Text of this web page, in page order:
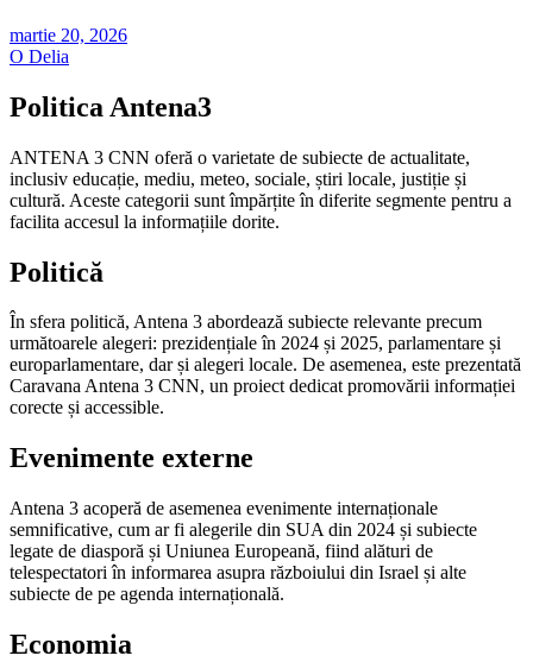
martie 20, 2026
O Delia
Politica Antena3
ANTENA 3 CNN oferă o varietate de subiecte de actualitate,
inclusiv educație, mediu, meteo, sociale, știri locale, justiție și
cultură. Aceste categorii sunt împărțite în diferite segmente pentru a
facilita accesul la informațiile dorite.
Politică
În sfera politică, Antena 3 abordează subiecte relevante precum
următoarele alegeri: prezidențiale în 2024 și 2025, parlamentare și
europarlamentare, dar și alegeri locale. De asemenea, este prezentată
Caravana Antena 3 CNN, un proiect dedicat promovării informației
corecte și accessible.
Evenimente externe
Antena 3 acoperă de asemenea evenimente internaționale
semnificative, cum ar fi alegerile din SUA din 2024 și subiecte
legate de diasporă și Uniunea Europeană, fiind alături de
telespectatori în informarea asupra războiului din Israel și alte
subiecte de pe agenda internațională.
Economia